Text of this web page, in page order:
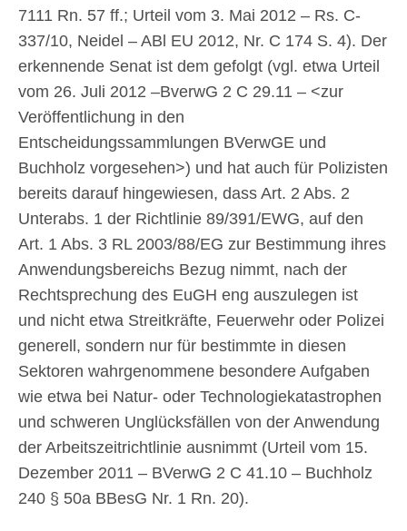
7111 Rn. 57 ff.; Urteil vom 3. Mai 2012 – Rs. C-
337/10, Neidel – ABl EU 2012, Nr. C 174 S. 4). Der
erkennende Senat ist dem gefolgt (vgl. etwa Urteil
vom 26. Juli 2012 –BverwG 2 C 29.11 – <zur
Veröffentlichung in den
Entscheidungssammlungen BVerwGE und
Buchholz vorgesehen>) und hat auch für Polizisten
bereits darauf hingewiesen, dass Art. 2 Abs. 2
Unterabs. 1 der Richtlinie 89/391/EWG, auf den
Art. 1 Abs. 3 RL 2003/88/EG zur Bestimmung ihres
Anwendungsbereichs Bezug nimmt, nach der
Rechtsprechung des EuGH eng auszulegen ist
und nicht etwa Streitkräfte, Feuerwehr oder Polizei
generell, sondern nur für bestimmte in diesen
Sektoren wahrgenommene besondere Aufgaben
wie etwa bei Natur- oder Technologiekatastrophen
und schweren Unglücksfällen von der Anwendung
der Arbeitszeitrichtlinie ausnimmt (Urteil vom 15.
Dezember 2011 – BVerwG 2 C 41.10 – Buchholz
240 § 50a BBesG Nr. 1 Rn. 20).